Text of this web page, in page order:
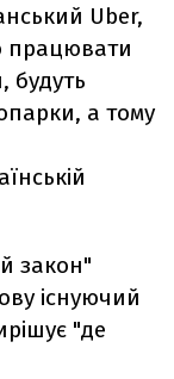
Uber,
працювати
будуть
а тому
закон"
існуючий
"де